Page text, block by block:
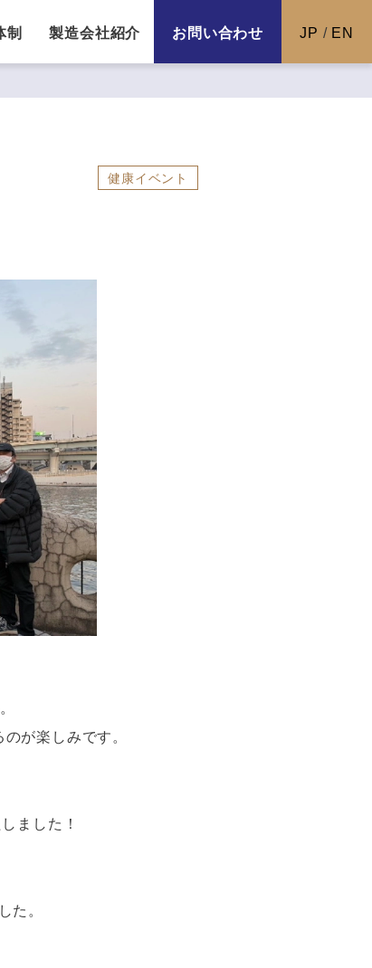
制 製造会社紹介 お問い合わせ JP / EN
健康イベント
が楽しみです。
ました！
。